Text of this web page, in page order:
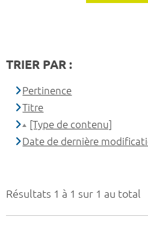
Résultats 1 à 1 sur 1 au total
TRIER PAR :
Pertinence
Titre
[Type de contenu]
Date de dernière